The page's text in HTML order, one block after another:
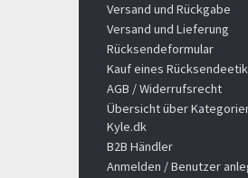
Versand und Rückgabe
Versand und Lieferung
Rücksendeformular
Kauf eines
AGB / Widerrufsrecht
Übersicht über
Kyle.dk
B2B Händler
Anmelden / Benutzer